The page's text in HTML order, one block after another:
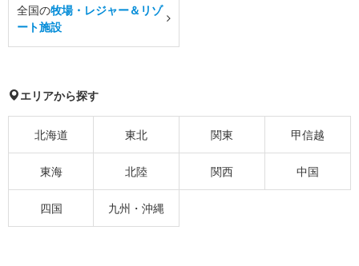
全国の牧場・レジャー＆リゾ
ート施設
エリアから探す
北海道 東北 関東 甲信越
東海 北陸 関西 中国
四国 九州・沖縄